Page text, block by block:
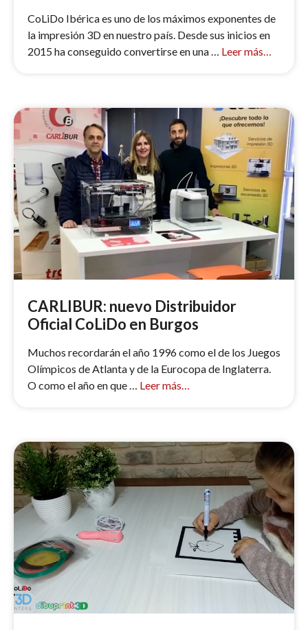
CoLiDo Ibérica es uno de los máximos exponentes de
la impresión 3D en nuestro país. Desde sus inicios en
2015 ha conseguido convertirse en una … Leer más…
CARLIBUR: nuevo Distribuidor
Oficial CoLiDo en Burgos
Muchos recordarán el año 1996 como el de los Juegos
Olímpicos de Atlanta y de la Eurocopa de Inglaterra.
O como el año en que … Leer más…